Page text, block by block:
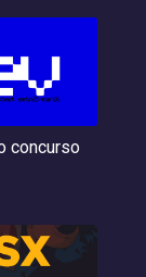
concurso